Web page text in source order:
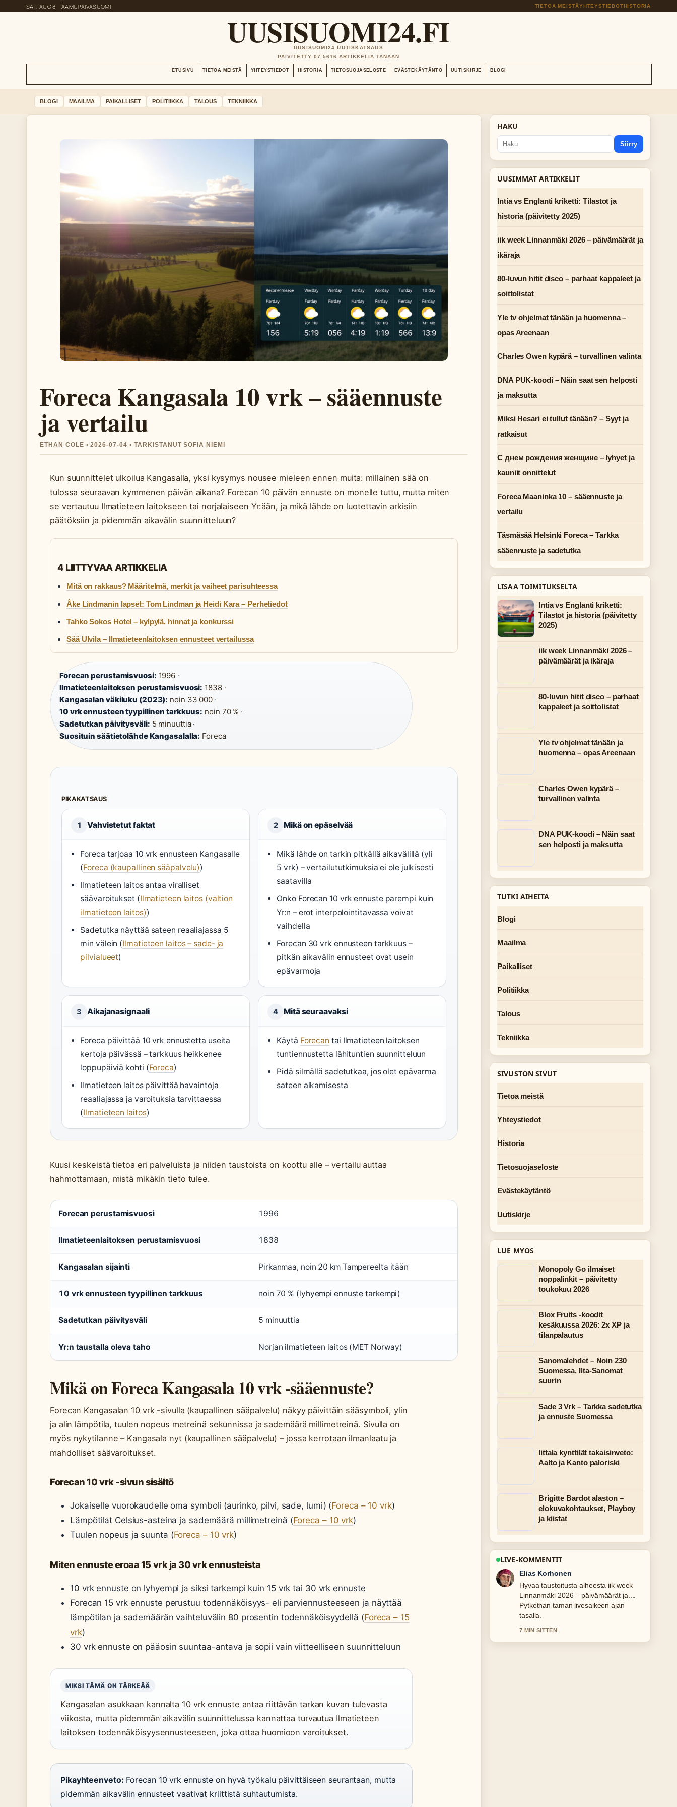
SAT, AUG 8 AAMUPAIVASUOMI TIETOA MEISTÄYHTEYSTIEDOTHISTORIA
UUSISUOMI24.FI
UUSISUOMI24 UUTISKATSAUS
PAIVITETTY 07:5616 ARTIKKELIA TANAAN
ETUSIVU TIETOA MEISTÄ YHTEYSTIEDOT HISTORIA TIETOSUOJASELOSTE EVÄSTEKÄYTÄNTÖ UUTISKIRJE BLOGI
BLOGI MAAILMA PAIKALLISET POLITIIKKA TALOUS TEKNIIKKA
Foreca Kangasala 10 vrk – sääennuste
ja vertailu
ETHAN COLE • 2026-07-04 • TARKISTANUT SOFIA NIEMI
Kun suunnittelet ulkoilua Kangasalla, yksi kysymys nousee mieleen ennen muita: millainen sää on
tulossa seuraavan kymmenen päivän aikana? Forecan 10 päivän ennuste on monelle tuttu, mutta miten
se vertautuu Ilmatieteen laitokseen tai norjalaiseen Yr:ään, ja mikä lähde on luotettavin arkisiin
päätöksiin ja pidemmän aikavälin suunnitteluun?
4 LIITTYVAA ARTIKKELIA
Mitä on rakkaus? Määritelmä, merkit ja vaiheet parisuhteessa
Åke Lindmanin lapset: Tom Lindman ja Heidi Kara – Perhetiedot
Tahko Sokos Hotel – kylpylä, hinnat ja konkurssi
Sää Ulvila – Ilmatieteenlaitoksen ennusteet vertailussa
Forecan perustamisvuosi: 1996 ·
Ilmatieteenlaitoksen perustamisvuosi: 1838 ·
Kangasalan väkiluku (2023): noin 33 000 ·
10 vrk ennusteen tyypillinen tarkkuus: noin 70 % ·
Sadetutkan päivitysväli: 5 minuuttia ·
Suosituin säätietolähde Kangasalalla: Foreca
PIKAKATSAUS
1 Vahvistetut faktat
Foreca tarjoaa 10 vrk ennusteen Kangasalle
(Foreca (kaupallinen sääpalvelu))
Ilmatieteen laitos antaa viralliset
säävaroitukset (Ilmatieteen laitos (valtion
ilmatieteen laitos))
Sadetutka näyttää sateen reaaliajassa 5
min välein (Ilmatieteen laitos – sade- ja
pilvialueet)
2 Mikä on epäselvää
Mikä lähde on tarkin pitkällä aikavälillä (yli
5 vrk) – vertailututkimuksia ei ole julkisesti
saatavilla
Onko Forecan 10 vrk ennuste parempi kuin
Yr:n – erot interpolointitavassa voivat
vaihdella
Forecan 30 vrk ennusteen tarkkuus –
pitkän aikavälin ennusteet ovat usein
epävarmoja
3 Aikajanasignaali
Foreca päivittää 10 vrk ennustetta useita
kertoja päivässä – tarkkuus heikkenee
loppupäiviä kohti (Foreca)
Ilmatieteen laitos päivittää havaintoja
reaaliajassa ja varoituksia tarvittaessa
(Ilmatieteen laitos)
4 Mitä seuraavaksi
Käytä Forecan tai Ilmatieteen laitoksen
tuntiennustetta lähituntien suunnitteluun
Pidä silmällä sadetutkaa, jos olet epävarma
sateen alkamisesta
Kuusi keskeistä tietoa eri palveluista ja niiden taustoista on koottu alle – vertailu auttaa
hahmottamaan, mistä mikäkin tieto tulee.
Forecan perustamisvuosi 1996
Ilmatieteenlaitoksen perustamisvuosi 1838
Kangasalan sijainti Pirkanmaa, noin 20 km Tampereelta itään
10 vrk ennusteen tyypillinen tarkkuus noin 70 % (lyhyempi ennuste tarkempi)
Sadetutkan päivitysväli 5 minuuttia
Yr:n taustalla oleva taho Norjan ilmatieteen laitos (MET Norway)
Mikä on Foreca Kangasala 10 vrk -sääennuste?
Forecan Kangasalan 10 vrk -sivulla (kaupallinen sääpalvelu) näkyy päivittäin sääsymboli, ylin
ja alin lämpötila, tuulen nopeus metreinä sekunnissa ja sademäärä millimetreinä. Sivulla on
myös nykytilanne – Kangasala nyt (kaupallinen sääpalvelu) – jossa kerrotaan ilmanlaatu ja
mahdolliset säävaroitukset.
Forecan 10 vrk -sivun sisältö
Jokaiselle vuorokaudelle oma symboli (aurinko, pilvi, sade, lumi) (Foreca – 10 vrk)
Lämpötilat Celsius-asteina ja sademäärä millimetreinä (Foreca – 10 vrk)
Tuulen nopeus ja suunta (Foreca – 10 vrk)
Miten ennuste eroaa 15 vrk ja 30 vrk ennusteista
10 vrk ennuste on lyhyempi ja siksi tarkempi kuin 15 vrk tai 30 vrk ennuste
Forecan 15 vrk ennuste perustuu todennäköisyys- eli parviennusteeseen ja näyttää
lämpötilan ja sademäärän vaihteluvälin 80 prosentin todennäköisyydellä (Foreca – 15
vrk)
30 vrk ennuste on pääosin suuntaa-antava ja sopii vain viitteelliseen suunnitteluun
MIKSI TÄMÄ ON TÄRKEÄÄ
Kangasalan asukkaan kannalta 10 vrk ennuste antaa riittävän tarkan kuvan tulevasta
viikosta, mutta pidemmän aikavälin suunnittelussa kannattaa turvautua Ilmatieteen
laitoksen todennäköisyysennusteeseen, joka ottaa huomioon varoitukset.
Pikayhteenveto: Forecan 10 vrk ennuste on hyvä työkalu päivittäiseen seurantaan, mutta
pidemmän aikavälin ennusteet vaativat kriittistä suhtautumista.
HAKU
Siirry
UUSIMMAT ARTIKKELIT
Intia vs Englanti kriketti: Tilastot ja
historia (päivitetty 2025)
iik week Linnanmäki 2026 – päivämäärät ja
ikäraja
80-luvun hitit disco – parhaat kappaleet ja
soittolistat
Yle tv ohjelmat tänään ja huomenna –
opas Areenaan
Charles Owen kypärä – turvallinen valinta
DNA PUK-koodi – Näin saat sen helposti
ja maksutta
Miksi Hesari ei tullut tänään? – Syyt ja
ratkaisut
С днем рождения женщине – lyhyet ja
kauniit onnittelut
Foreca Maaninka 10 – sääennuste ja
vertailu
Täsmäsää Helsinki Foreca – Tarkka
sääennuste ja sadetutka
LISAA TOIMITUKSELTA
Intia vs Englanti kriketti:
Tilastot ja historia (päivitetty
2025)
iik week Linnanmäki 2026 –
päivämäärät ja ikäraja
80-luvun hitit disco – parhaat
kappaleet ja soittolistat
Yle tv ohjelmat tänään ja
huomenna – opas Areenaan
Charles Owen kypärä –
turvallinen valinta
DNA PUK-koodi – Näin saat
sen helposti ja maksutta
TUTKI AIHEITA
Blogi
Maailma
Paikalliset
Politiikka
Talous
Tekniikka
SIVUSTON SIVUT
Tietoa meistä
Yhteystiedot
Historia
Tietosuojaseloste
Evästekäytäntö
Uutiskirje
LUE MYOS
Monopoly Go ilmaiset
noppalinkit – päivitetty
toukokuu 2026
Blox Fruits -koodit
kesäkuussa 2026: 2x XP ja
tilanpalautus
Sanomalehdet – Noin 230
Suomessa, Ilta-Sanomat
suurin
Sade 3 Vrk – Tarkka sadetutka
ja ennuste Suomessa
Iittala kynttilät takaisinveto:
Aalto ja Kanto paloriski
Brigitte Bardot alaston –
elokuvakohtaukset, Playboy
ja kiistat
LIVE-KOMMENTIT
Noora Niemi
Raportointi 80-luvun hitit disco –
parhaat kappaleet ja...-aiheesta tuntuu
luotettavalta ja helppolukuiselta.
9 MIN SITTEN